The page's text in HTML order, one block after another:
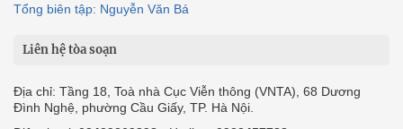
Tổng biên tập: Nguyễn Văn Bá
Liên hệ tòa soạn
Địa chỉ: Tầng 18, Toà nhà Cục Viễn thông (VNTA), 68 Dương
Đình Nghệ, phường Cầu Giấy, TP. Hà Nội.